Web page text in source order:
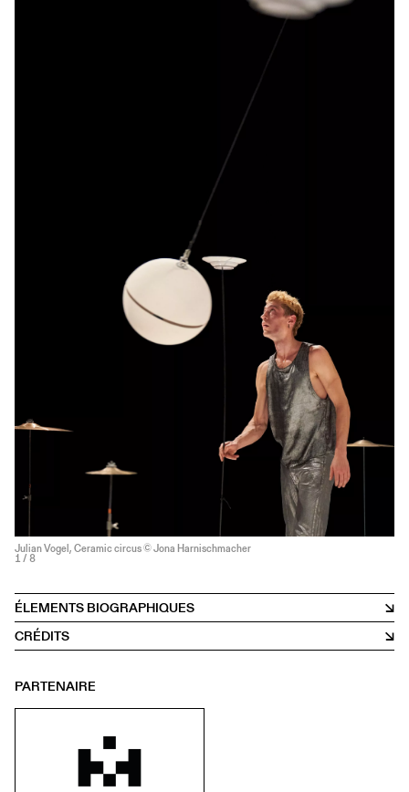
Julian Vogel, Ceramic circus © Jona Harnischmacher
1 / 8
ÉLEMENTS BIOGRAPHIQUES
CRÉDITS
PARTENAIRE